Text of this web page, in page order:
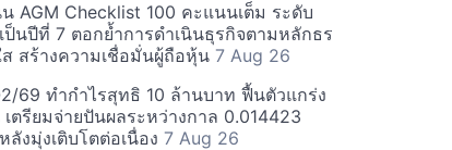
AGM Checklist 100 คะแนนเต็ม ระดับ
ป็นปีที่ 7 ตอกย้ำการดำเนินธุรกิจตามหลักธร
สร้างความเชื่อมั่นผู้ถือหุ้น 7 Aug 26
69 ทำกำไรสุทธิ 10 ล้านบาท ฟื้นตัวแกร่ง
ตรียมจ่ายปันผลระหว่างกาล 0.014423
งมุ่งเติบโตต่อเนื่อง 7 Aug 26